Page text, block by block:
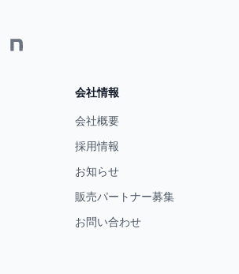
会社情報
会社概要
採用情報
お知らせ
販売パートナー募集
お問い合わせ